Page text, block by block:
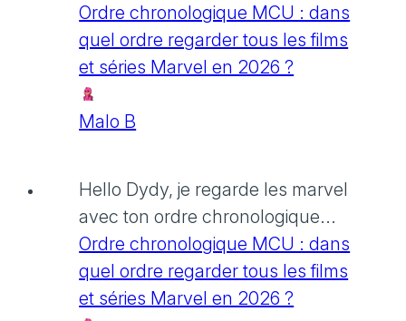
Ordre chronologique MCU : dans
quel ordre regarder tous les films
et séries Marvel en 2026 ?
Malo B
Hello Dydy, je regarde les marvel
avec ton ordre chronologique...
Ordre chronologique MCU : dans
quel ordre regarder tous les films
et séries Marvel en 2026 ?